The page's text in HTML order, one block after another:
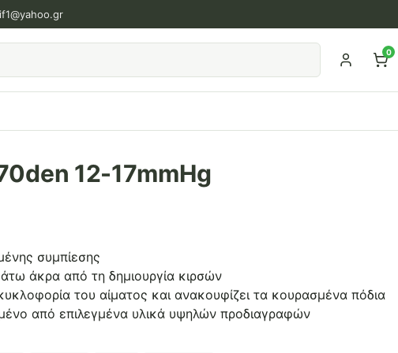
0
12-17mmHg
συμπίεσης
άκρα από τη δημιουργία κιρσών
του αίματος και ανακουφίζει τα κουρασμένα πόδια
από επιλεγμένα υλικά υψηλών προδιαγραφών